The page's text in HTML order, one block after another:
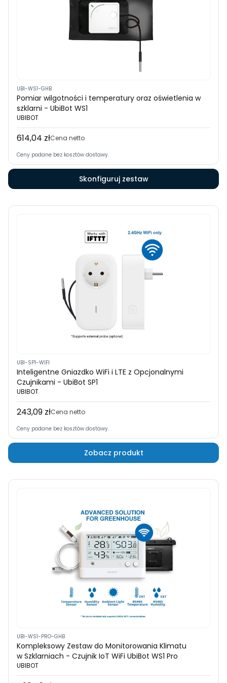
UBI-WS1-GHB
Pomiar wilgotności i temperatury oraz oświetlenia w
szklarni - UbiBot WS1
UBIBOT
Cena
614,04 złCena netto
Ceny podane bez kosztów dostawy.
Skonfiguruj zestaw
UBI-SP1-WIFI
Inteligentne Gniazdko WiFi i LTE z Opcjonalnymi
Czujnikami - UbiBot SP1
UBIBOT
Cena
243,09 złCena netto
Ceny podane bez kosztów dostawy.
Zobacz produkt
UBI-WS1-PRO-GHB
Kompleksowy Zestaw do Monitorowania Klimatu
w Szklarniach - Czujnik IoT WiFi UbiBot WS1 Pro
UBIBOT